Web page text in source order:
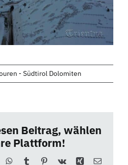
- Südtirol Dolomiten
Beitrag, wählen
Plattform!
WhatsApp
TumblrPinterest
Vk Xing E-